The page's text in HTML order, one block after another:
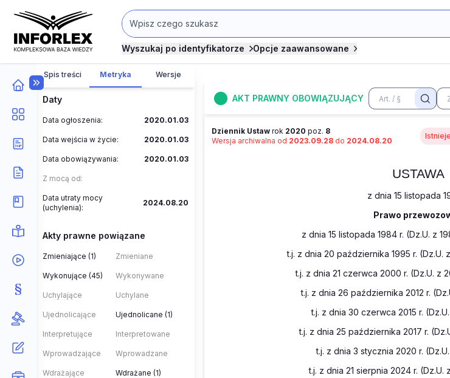
Wyszukaj po identyfikatorze Opcje zaawansowane
Spis treści Metryka Wersje
Daty
Data ogłoszenia: 2020.01.03
Data wejścia w życie: 2020.01.03
Data obowiązywania: 2020.01.03
Z mocą od:
Data utraty mocy
(uchylenia):
2024.08.20
Akty prawne powiązane
Zmieniające (1) Zmieniane
Wykonujące (45) Wykonywane
Uchylające Uchylane
Ujednolicające Ujednolicane (1)
Interpretujące Interpretowane
Wprowadzające Wprowadzane
Wdrażające Wdrażane (1)
AKT PRAWNY OBOWIĄZUJĄCY
Dziennik Ustaw rok 2020 poz. 8
Wersja archiwalna od 2023.09.28 do 2024.08.20
USTAWA
z dnia 15 listopada
Prawo
z dnia 15 listopada 1984 r. (Dz.U. z
t.j. z dnia 20 października 1995 r. (Dz.U.
t.j. z dnia 21 czerwca 2000 r. (Dz.U. z
t.j. z dnia 26 października 2012 r.
t.j. z dnia 30 czerwca 2015 r.
t.j. z dnia 25 października 2017 r.
t.j. z dnia 3 stycznia 2020 r.
t.j. z dnia 21 sierpnia 2024 r. (Dz.U.